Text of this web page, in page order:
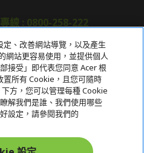
線 : 0800-258-222
宏碁
務
路商城
、改善網站導覽，以及產生
網站更容易使用，並提供個人
接受」即代表您同意 Acer 根
所有 Cookie，且您可隨時
方，您可以管理每種 Cookie
解我們是誰、我們使用哪些
設定，請參閱我們的